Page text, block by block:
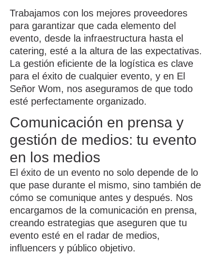
Trabajamos con los mejores proveedores
para garantizar que cada elemento del
evento, desde la infraestructura hasta el
catering, esté a la altura de las expectativas.
La gestión eficiente de la logística es clave
para el éxito de cualquier evento, y en El
Señor Wom, nos aseguramos de que todo
esté perfectamente organizado.
Comunicación en prensa y
gestión de medios: tu evento
en los medios
El éxito de un evento no solo depende de lo
que pase durante el mismo, sino también de
cómo se comunique antes y después. Nos
encargamos de la comunicación en prensa,
creando estrategias que aseguren que tu
evento esté en el radar de medios,
influencers y público objetivo.